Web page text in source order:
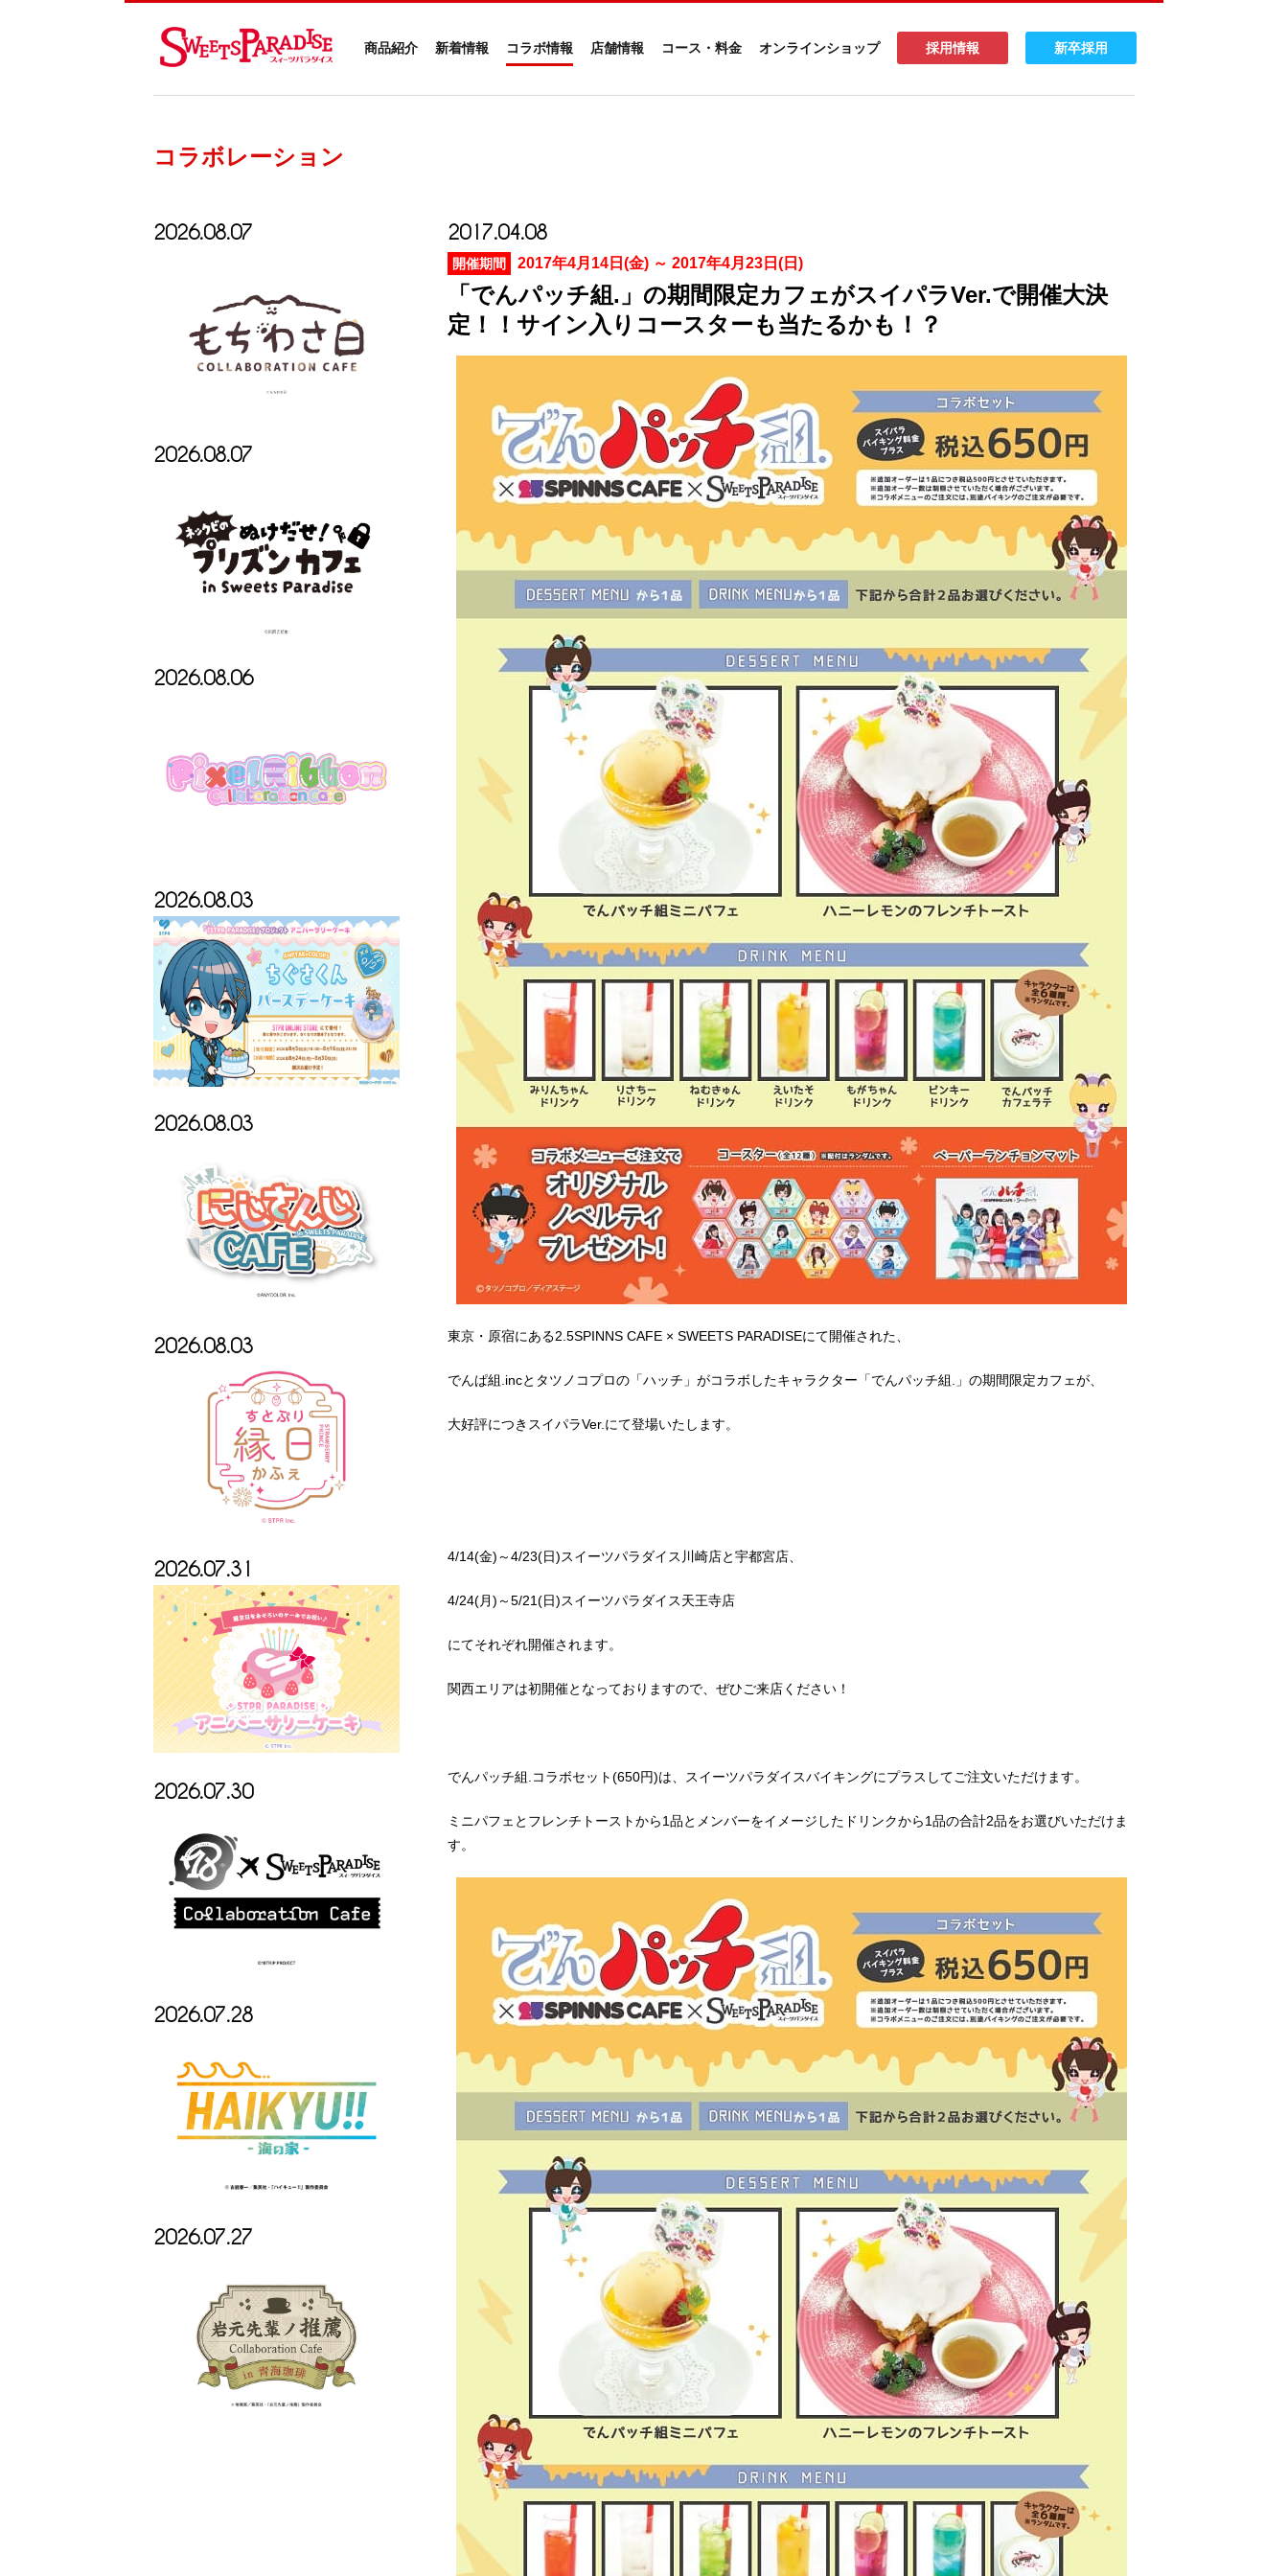
商品紹介 新着情報 コラボ情報 店舗情報 コース・料金 オンラインショップ 採用情報 新卒採用
コラボレーション
2026.08.07
2026.08.07
2026.08.06
2026.08.03
2026.08.03
2026.08.03
2026.07.31
2026.07.30
2026.07.28
2026.07.27
2017.04.08
開催期間 2017年4月14日(金) ～ 2017年4月23日(日)
「でんパッチ組.」の期間限定カフェがスイパラVer.で開催大決
定！！サイン入りコースターも当たるかも！？
東京・原宿にある2.5SPINNS CAFE × SWEETS PARADISEにて開催された、
でんぱ組.incとタツノコプロの「ハッチ」がコラボしたキャラクター「でんパッチ組.」の期間限定カフェが、
大好評につきスイパラVer.にて登場いたします。
4/14(金)～4/23(日)スイーツパラダイス川崎店と宇都宮店、
4/24(月)～5/21(日)スイーツパラダイス天王寺店
にてそれぞれ開催されます。
関西エリアは初開催となっておりますので、ぜひご来店ください！
でんパッチ組.コラボセット(650円)は、スイーツパラダイスバイキングにプラスしてご注文いただけます。
ミニパフェとフレンチトーストから1品とメンバーをイメージしたドリンクから1品の合計2品をお選びいただけま
す。